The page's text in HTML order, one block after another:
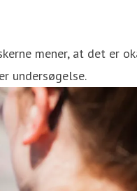
mener, at det er
undersøgelse.